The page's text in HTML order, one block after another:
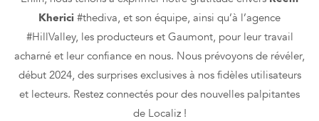
Kherici #thediva, et son équipe, ainsi qu’à l’agence
#HillValley, les producteurs et Gaumont, pour leur travail
acharné et leur confiance en nous. Nous prévoyons de révéler,
début 2024, des surprises exclusives à nos fidèles utilisateurs
et lecteurs. Restez connectés pour des nouvelles palpitantes
de Localiz !